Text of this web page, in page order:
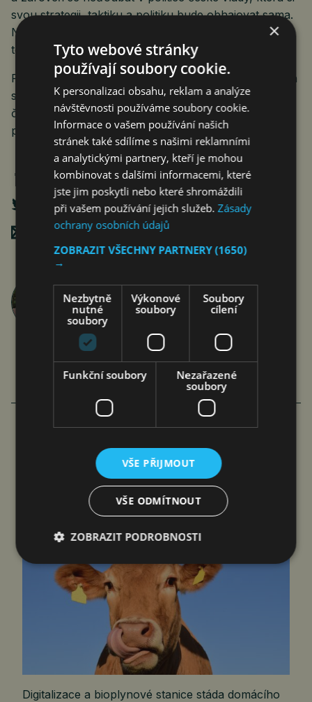
svou strategii, taktiku a politiku bude obhajovat sama.
Nepochybně by i Petr Pavel našel několik zásadních
tézí, ve kterých by vládu podpořil (i dobrovolně).
Petr Pavel chce zůstat vrchním velitelem ozbrojených
sil ČR, prezidentem republiky a prvním ústavním
činitelem v zemi. „A komu tím prospěje, co?!“ křičí
premiér.
Poslat mailem
Jan Ferenc
články autora >
DALŠÍ ČLÁNKY AUTORA
DOMÁCÍ SKOT BY MĚL BÝT
PROHLÁŠEN ZA OHROŽENÝ DRUH
Jan Ferenc 7. 8. 2026
Digitalizace a bioplynové stanice stáda domácího
×
Tyto webové stránky
používají soubory cookie.
K personalizaci obsahu, reklam a analýze
návštěvnosti používáme soubory cookie.
Informace o vašem používání našich
stránek také sdílíme s našimi reklamními
a analytickými partnery, kteří je mohou
kombinovat s dalšími informacemi, které
jste jim poskytli nebo které shromáždili
při vašem používání jejich služeb.Zásady
ochrany osobních údajů
ZOBRAZIT VŠECHNY PARTNERY(1650)
→
Nezbytně
nutné
soubory
Výkonové
soubory
Soubory
cílení
Funkční soubory
Nezařazené
soubory
VŠE PŘIJMOUT
VŠE ODMÍTNOUT
ZOBRAZIT PODROBNOSTI